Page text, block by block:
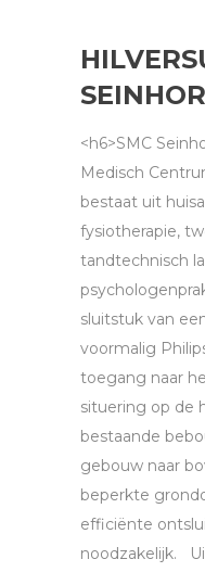
<h6>SMC
Medisch
bestaat uit
fysiotherapie,
tandtechnisch
sluitstuk van
voormalig
toegang naar
situering op de
bestaande
gebouw naar
beperkte
efficiënte
noodzakelijk.